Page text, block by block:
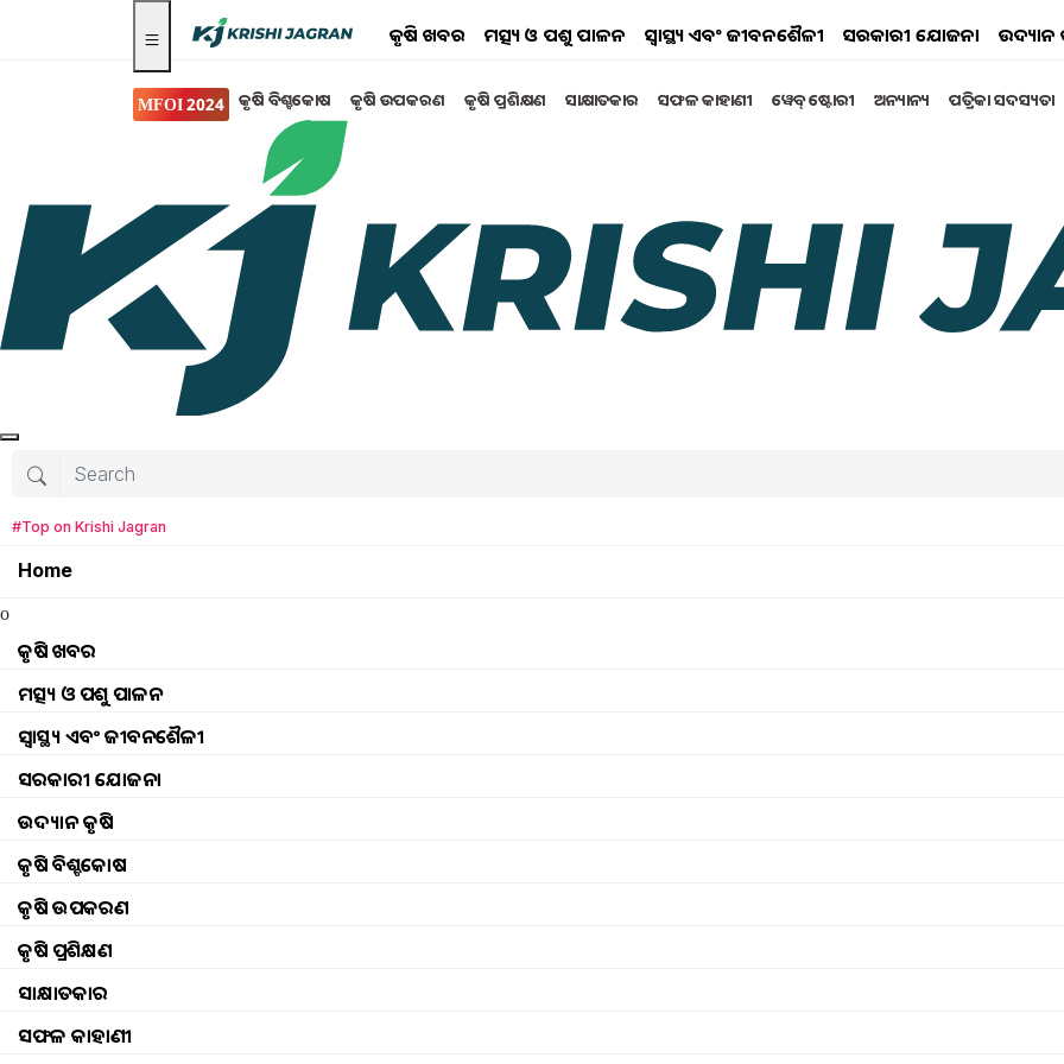
କୃଷି ଖବର ମତ୍ସ୍ୟ ଓ ପଶୁ ପାଳନ ସ୍ୱାସ୍ଥ୍ୟ ଏବଂ ଜୀବନଶୈଳୀ ସରକାରୀ ଯୋଜନା ଉଦ୍ୟାନ
MFOI 2024 କୃଷି ବିଶ୍ବକୋଷ କୃଷି ଉପକରଣ କୃଷି ପ୍ରଶିକ୍ଷଣ ସାକ୍ଷାତକାର ସଫଳ କାହାଣୀ ୱେବ୍ ଷ୍ଟୋରୀ ଅନ୍ୟାନ୍ୟ ପତ୍ରିକା ସଦସ୍ୟତା
#Top on Krishi Jagran
Home
o
କୃଷି ଖବର
ମତ୍ସ୍ୟ ଓ ପଶୁ ପାଳନ
ସ୍ୱାସ୍ଥ୍ୟ ଏବଂ ଜୀବନଶୈଳୀ
ସରକାରୀ ଯୋଜନା
ଉଦ୍ୟାନ କୃଷି
କୃଷି ବିଶ୍ବକୋଷ
କୃଷି ଉପକରଣ
କୃଷି ପ୍ରଶିକ୍ଷଣ
ସାକ୍ଷାତକାର
ସଫଳ କାହାଣୀ
କୃଷି ବିଶ୍ବକୋଷ
ପିଜୁଳି ଗଛ ପାଇଁ କ୍ଷେତକୁ ଏହିପରି ପ୍ରସ୍ତୁତ କରନ୍ତୁ...
ଗାତ ପ୍ରସ୍ତୁତ କରିବା ପରେ, ଏହାକୁ ଉନ୍ନତ କରିବା ପାଇଁ, ୩୦ କିଲୋଗ୍ରାମ
ପଚା ଗୋବର, ୨ କିଲୋଗ୍ରାମ ସିଙ୍ଗଲ୍ ସୁପର ଫସଫେଟ୍, ୧ କିଲୋଗ୍ରାମ
ପଟାସ ଏବଂ ୧୦ ଗ୍ରାମ ଥିଆମେଟର ମିଶ୍ରଣ…
ଚାଷୀମାନେ କରନ୍ତୁ ଏହି ଚାଷ, ମାତ୍ର ୬୦ ଦିନରେ
Clove Farming: ଏହି ମସଲା ଚାଷୀଙ୍କୁ ଧନୀ
କରିଥାଏ!